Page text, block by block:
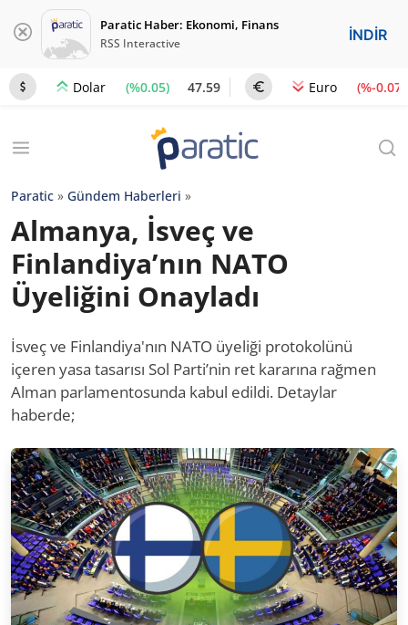
Paratic Haber: Ekonomi, Finans
RSS Interactive İNDİR
Dolar (%0.05) 47.59 Euro (%-0.07)
Paratic » Gündem Haberleri »
Almanya, İsveç ve
Finlandiya’nın NATO
Üyeliğini Onayladı
İsveç ve Finlandiya'nın NATO üyeliği protokolünü
içeren yasa tasarısı Sol Parti’nin ret kararına rağmen
Alman parlamentosunda kabul edildi. Detaylar
haberde;